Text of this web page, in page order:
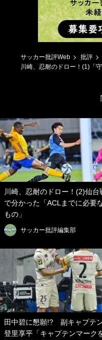
サッカー批評Web 批評
川崎、忍耐のドロー！(1)「
川崎、忍耐のドロー！(2)仙台
で分かった「ACLまでに必要
もの」
サッカー批評編集部
田中碧に懇願!? 副キャプテ
登里享平「キャプテンマーク